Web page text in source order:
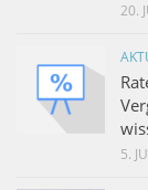
20.
5.